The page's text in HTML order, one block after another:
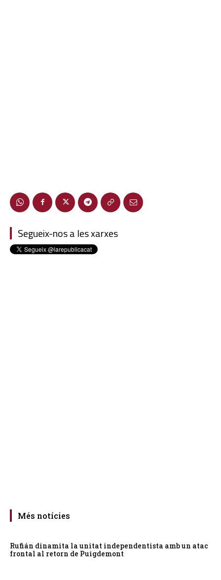
Segueix-nos a les xarxes
Més notícies
Rufián dinamita la unitat independentista amb un atac
frontal al retorn de Puigdemont